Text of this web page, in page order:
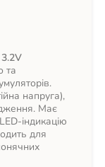
та
напруга),
Має
індикацію
для